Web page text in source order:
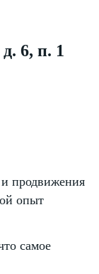
6, п. 1
и продвижения
опыт
самое